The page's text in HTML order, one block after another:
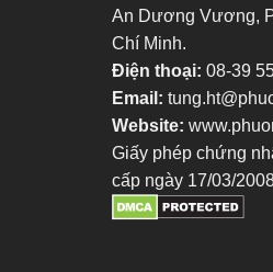
An Dương Vương,
Chí Minh.
Điện thoại: 08-39
Email:
Website:
Giấy phép chứng
cấp ngày 17/03/